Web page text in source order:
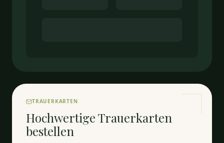
TRAUERKARTEN
Hochwertige Trauerkarten
bestellen